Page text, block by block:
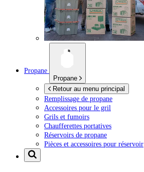
Propane
Propane
Retour au menu principal
Remplissage de propane
Accessoires pour le gril
Grils et fumoirs
Chaufferettes portatives
Réservoirs de propane
Pièces et accessoires pour réservoir